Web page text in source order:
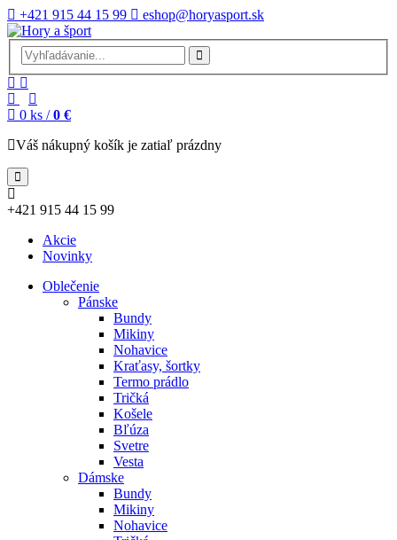
+421 915 44 15 99 eshop@horyasport.sk
0 ks / 0 €
Váš nákupný košík je zatiaľ prázdny
+421 915 44 15 99
Akcie
Novinky
Oblečenie
Pánske
Bundy
Mikiny
Nohavice
Kraťasy, šortky
Termo prádlo
Tričká
Košele
Bľúza
Svetre
Vesta
Dámske
Bundy
Mikiny
Nohavice